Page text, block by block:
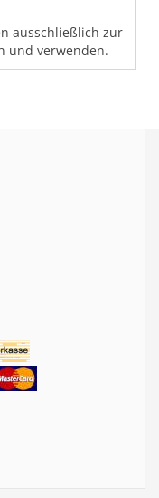
ausschließlich zur
und verwenden.